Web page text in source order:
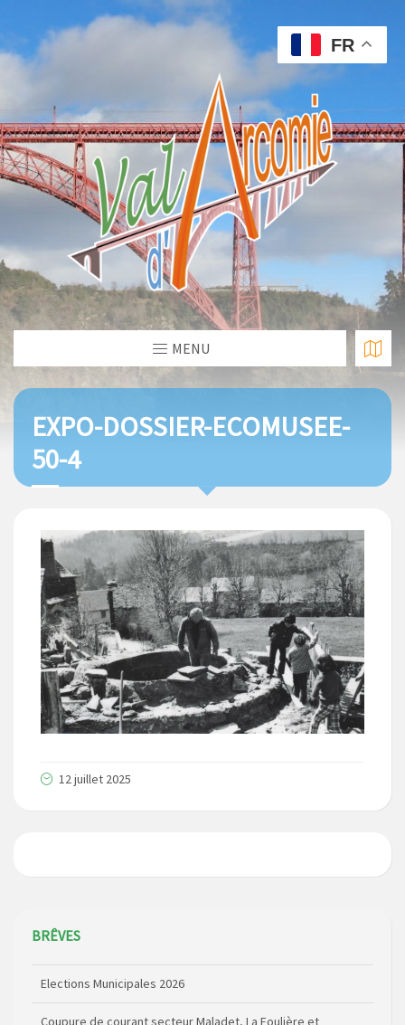
MENU
EXPO-DOSSIER-ECOMUSEE-
50-4
12 juillet 2025
BRÊVES
Elections Municipales 2026
Coupure de courant secteur Maladet, La Foulière et
FR